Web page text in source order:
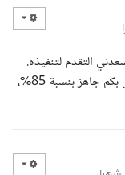
التقدم لتنفيذه.
لقد عملت على الفكرة مسبقا ويعتبر الموقع الخاص بكم جاهز بنسبة 85%،